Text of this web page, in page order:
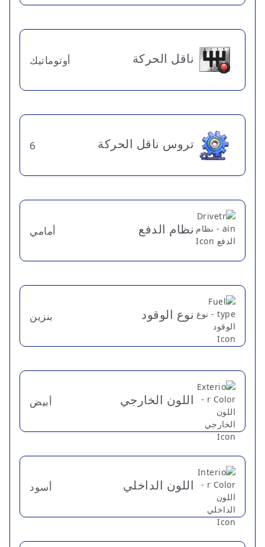
ناقل الحركة أوتوماتيك
تروس ناقل الحركة 6
نظام الدفع أمامي
نوع الوقود بنزين
اللون الخارجي أبيض
اللون الداخلي أسود